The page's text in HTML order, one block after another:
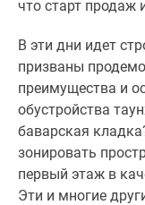
помещения
Продавцы
застройщики
Панорамы
новостроек
Видеообзор
новостроек
Экспертиза
что старт продаж
В эти дни идет
призваны
преимущества и
обустройства
баварская
зонировать
первый этаж в
Эти и многие